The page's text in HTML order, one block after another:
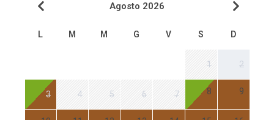
Agosto 2026
L M M G V S D
1 2
3 4 5 6 7 8 9